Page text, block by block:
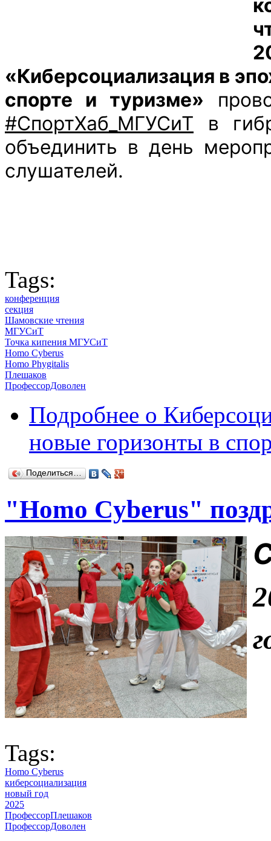
«Киберсоциализация в
спорте и туризме»
#СпортХаб_МГУСиТ в
объединить в день
слушателей.
Tags:
конференция
секция
Шамовские чтения
МГУСиТ
Точка кипения МГУСиТ
Homo Cyberus
Homo Phygitalis
Плешаков
ПрофессорДоволен
Подробнее о
новые горизонты в
Поделиться…
"Homo Cyberus"
Tags:
Homo Cyberus
киберсоциализация
новый год
2025
ПрофессорПлешаков
ПрофессорДоволен